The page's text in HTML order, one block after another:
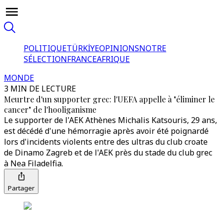
POLITIQUETÜRKİYEOPINIONSNOTRE
SÉLECTIONFRANCEAFRIQUE
MONDE
3 MIN DE LECTURE
Meurtre d'un supporter grec: l'UEFA appelle à "éliminer le
cancer" de l'hooliganisme
Le supporter de l'AEK Athènes Michalis Katsouris, 29 ans,
est décédé d'une hémorragie après avoir été poignardé
lors d'incidents violents entre des ultras du club croate
de Dinamo Zagreb et de l'AEK près du stade du club grec
à Nea Filadelfia.
Partager